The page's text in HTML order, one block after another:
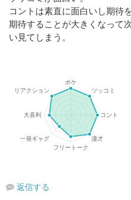
コントは素直に面白いし期待
期待することが大きくなって
い見てしまう。
返信する